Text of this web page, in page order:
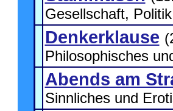
Gesellschaft,
Denkerklause
Philosophisches
Abends am
Sinnliches und